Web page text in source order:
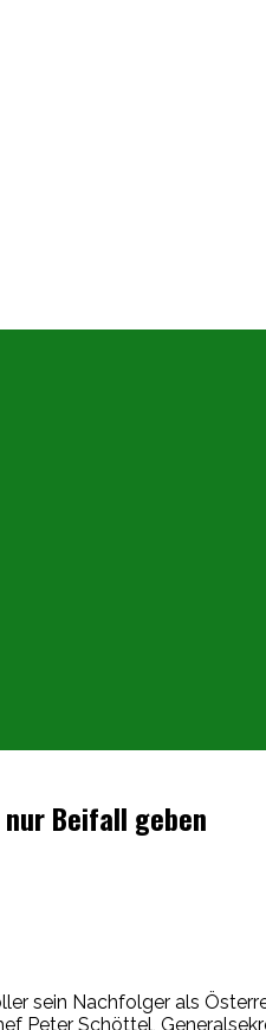
Beifall geben
sein Nachfolger als
Peter Schöttel,